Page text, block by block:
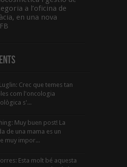
a l’oficina de
en una nova
Crec que temes tan
com l'oncologia
s'...
Muy buen post! La
de una mama es un
muy impor...
Esta molt bé aquesta